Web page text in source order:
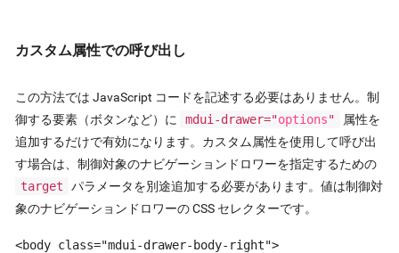
カスタム属性での呼び出し
この方法では JavaScript コードを記述する必要はありません。制
御する要素（ボタンなど）に
mdui-drawer="options"
属性を
追加するだけで有効になります。カスタム属性を使用して呼び出
す場合は、制御対象のナビゲーションドロワーを指定するための
target
パラメータを別途追加する必要があります。値は制御対
象のナビゲーションドロワーの CSS セレクターです。
<body class="mdui-drawer-body-right">